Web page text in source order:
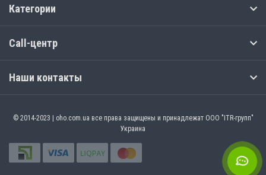
Категории
Call-центр
Наши контакты
© 2014-2023 | oho.com.ua все права защищены и принадлежат ООО "ITR-групп"
Украина